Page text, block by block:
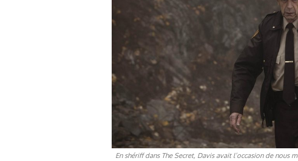
En shériff dans The Secret, Davis avait l’occasion de nous